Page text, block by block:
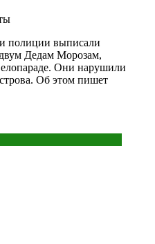
полиции выписали
Дедам Морозам,
Они нарушили
Об этом пишет